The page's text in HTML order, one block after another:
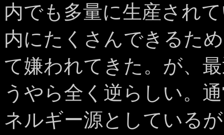
内でも多量に生産され
内にたくさんできるた
て嫌われてきた。が、
うやら全く逆らしい。
ネルギー源としている